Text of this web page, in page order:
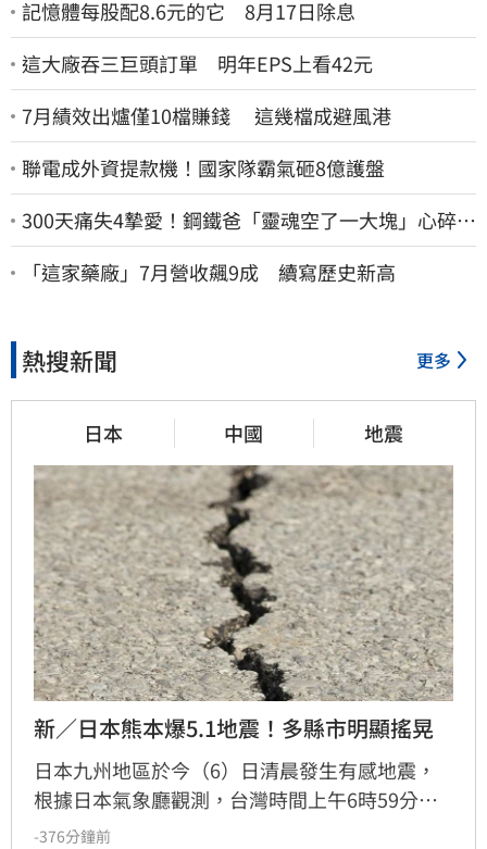
記憶體每股配8.6元的它 8月17日除息
這大廠吞三巨頭訂單 明年EPS上看42元
7月績效出爐僅10檔賺錢 這幾檔成避風港
聯電成外資提款機！國家隊霸氣砸8億護盤
300天痛失4摯愛！鋼鐵爸「靈魂空了一大塊」心碎
喊：這輩子最痛的路
「這家藥廠」7月營收飆9成 續寫歷史新高
熱搜新聞 更多
日本 中國 地震
新／日本熊本爆5.1地震！多縣市明顯搖晃
日本九州地區於今（6）日清晨發生有感地震，
根據日本氣象廳觀測，台灣時間上午6時59分，
熊本縣天草與蘆北地區發生芮氏規模5.1地震。由
-376分鐘前